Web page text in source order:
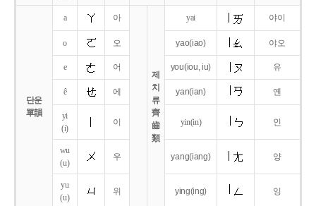
단운
單韻
a 아
제
치
류
齊
齒
類
yai 야이
o 오 yao(iao) 야오
e 어 you(iou,iu) 유
ê 에 yan(ian) 옌
yi
(i)
이 yin(in) 인
wu
(u)
우 yang(iang) 양
yu
(u)
위 ying(ing) 잉